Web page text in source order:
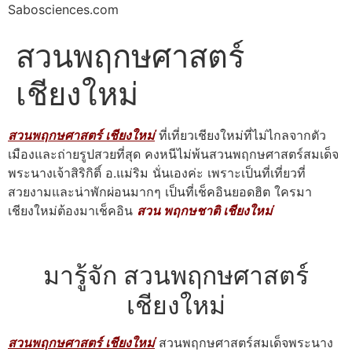
Sabosciences.com
สวนพฤกษศาสตร์
เชียงใหม่
สวนพฤกษศาสตร์ เชียงใหม่ ที่เที่ยวเชียงใหม่ที่ไม่ไกลจากตัว
เมืองและถ่ายรูปสวยที่สุด คงหนีไม่พ้นสวนพฤกษศาสตร์สมเด็จ
พระนางเจ้าสิริกิติ์ อ.แม่ริม นั่นเองค่ะ เพราะเป็นที่เที่ยวที่
สวยงามและน่าพักผ่อนมากๆ เป็นที่เช็คอินยอดฮิต ใครมา
เชียงใหม่ต้องมาเช็คอิน สวน พฤกษชาติ เชียงใหม่
มารู้จัก สวนพฤกษศาสตร์
เชียงใหม่
สวนพฤกษศาสตร์ เชียงใหม่ สวนพฤกษศาสตร์สมเด็จพระนาง